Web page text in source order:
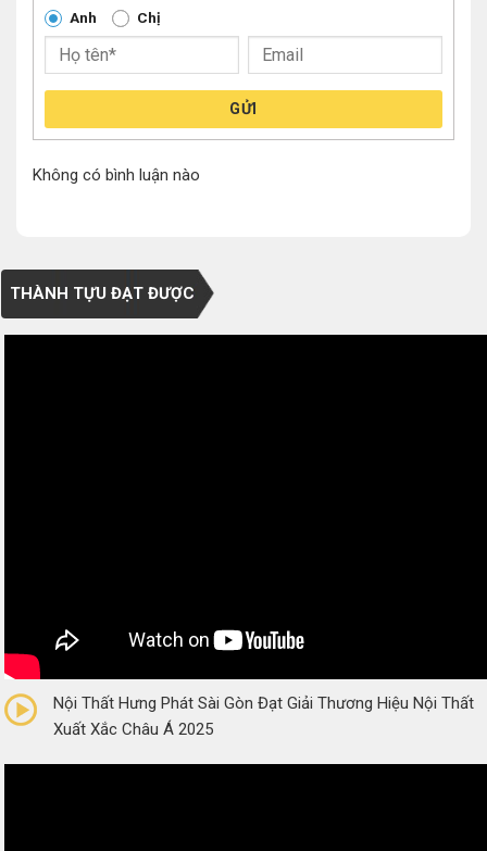
Anh Chị
GỬI
Không có bình luận nào
THÀNH TỰU ĐẠT ĐƯỢC
(0 Reviews)
Nội Thất Hưng Phát Sài Gòn Đạt Giải Thương Hiệu Nội Thất
Xuất Xắc Châu Á 2025